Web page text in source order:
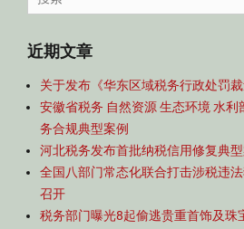
航
for:
近期文章
关于发布《华东区域税务行政处罚
安徽省税务 自然资源 生态环境 水
务合规典型案例
河北税务发布首批纳税信用修复典型
全国八部门常态化联合打击涉税违
召开
税务部门曝光8起偷逃贵重首饰及珠